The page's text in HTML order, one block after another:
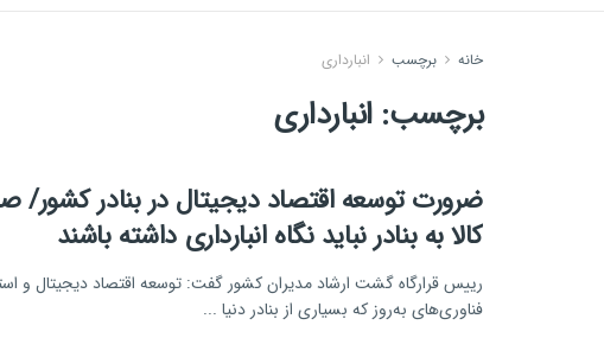
خانه برچسب انبارداری
برچسب:انبارداری
ضرورت توسعه اقتصاد دیجیتال در بنادر کشور/
کالا به بنادر نباید نگاه انبارداری داشته باشند
رییس قرارگاه گشت ارشاد مدیران کشور گفت: توسعه اقتصاد دیجیتال و
فناوری‌های به‌روز که بسیاری از بنادر دنیا ...